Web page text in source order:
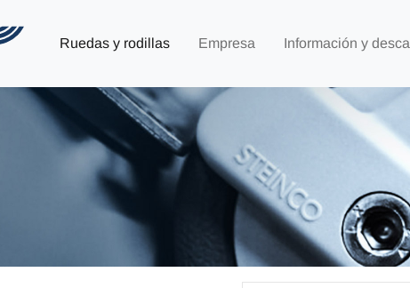
Ruedas y rodillas Empresa Información y